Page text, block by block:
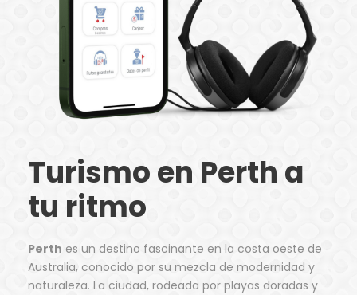
Turismo en Perth a
tu ritmo
Perth es un destino fascinante en la costa oeste de
Australia, conocido por su mezcla de modernidad y
naturaleza. La ciudad, rodeada por playas doradas y